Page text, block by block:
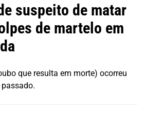
suspeito de matar
de martelo em
que resulta em morte) ocorreu